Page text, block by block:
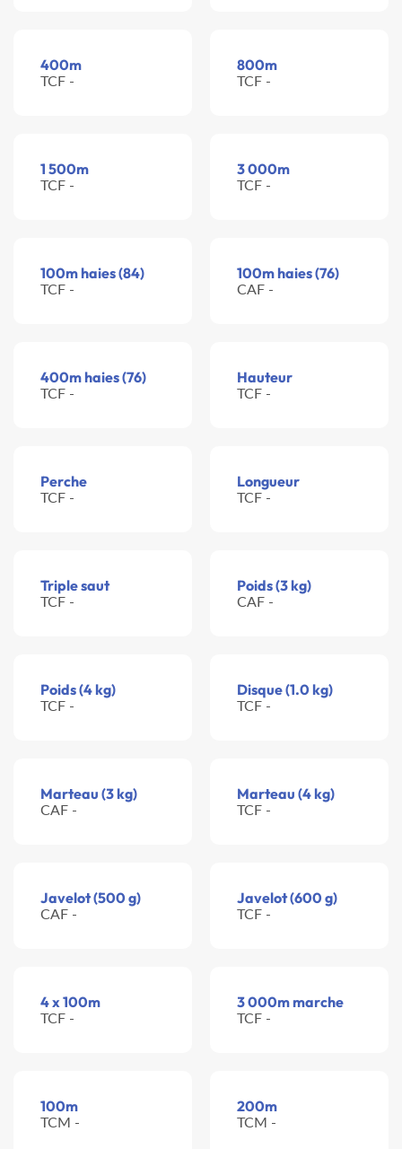
400m
TCF -
800m
TCF -
1 500m
TCF -
3 000m
TCF -
100m haies (84)
TCF -
100m haies (76)
CAF -
400m haies (76)
TCF -
Hauteur
TCF -
Perche
TCF -
Longueur
TCF -
Triple saut
TCF -
Poids (3 kg)
CAF -
Poids (4 kg)
TCF -
Disque (1.0 kg)
TCF -
Marteau (3 kg)
CAF -
Marteau (4 kg)
TCF -
Javelot (500 g)
CAF -
Javelot (600 g)
TCF -
4 x 100m
TCF -
3 000m marche
TCF -
100m
TCM -
200m
TCM -